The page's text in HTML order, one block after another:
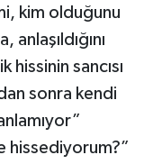
kim olduğunu
sancısı
sonra kendi
hissediyorum?”